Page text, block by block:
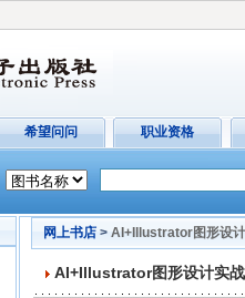
希望问问 职业资格
网上书店 > AI+Illustrator图形设
AI+Illustrator图形设计实战